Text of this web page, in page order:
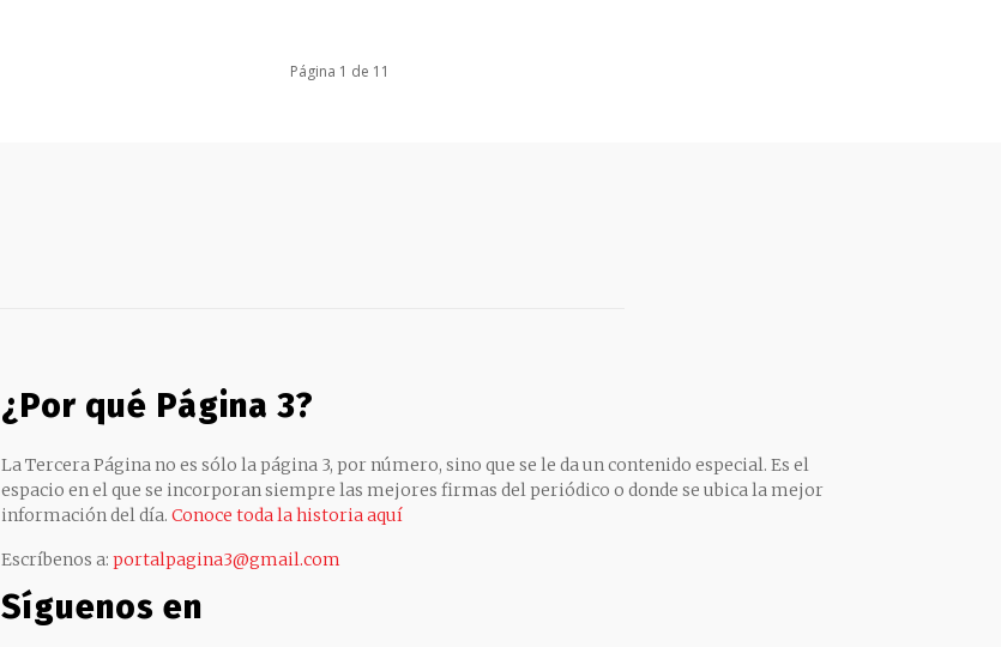
Página 1 de 11
¿Por qué Página 3?
La Tercera Página no es sólo la página 3, por número, sino que se le da un contenido especial. Es el
espacio en el que se incorporan siempre las mejores firmas del periódico o donde se ubica la mejor
información del día. Conoce toda la historia aquí
Escríbenos a: portalpagina3@gmail.com
Síguenos en